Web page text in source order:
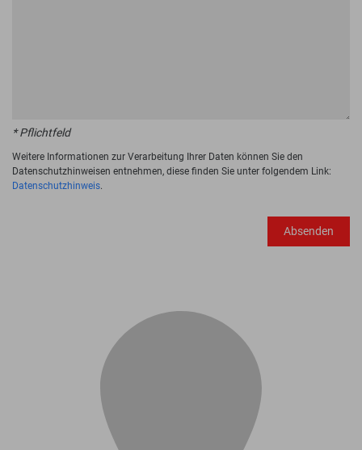
* Pflichtfeld
Weitere Informationen zur Verarbeitung Ihrer Daten können Sie den
Datenschutzhinweisen entnehmen, diese finden Sie unter folgendem Link:
Datenschutzhinweis.
Absenden